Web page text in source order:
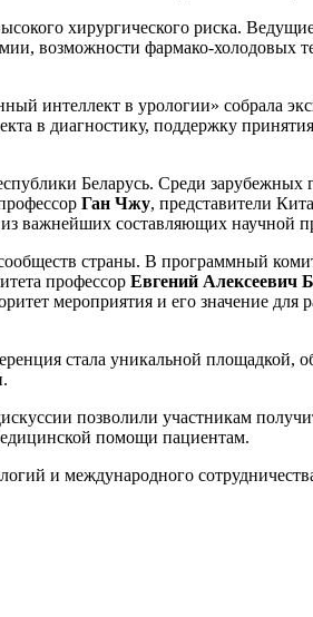
хирургического риска.
возможности фармако-холодовых
интеллект в урологии» собрала
в диагностику, поддержку
Беларусь. Среди зарубежных
Ган Чжу, представители
важнейших составляющих научной
страны. В программный
профессор Евгений Алексеевич
мероприятия и его значение
стала уникальной площадкой,
позволили участникам
помощи пациентам.
и международного